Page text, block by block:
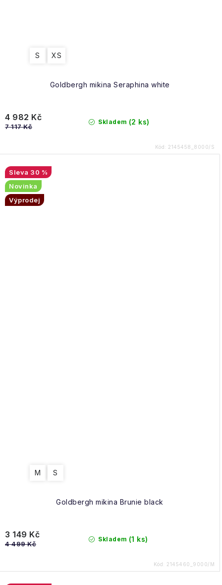
Goldbergh mikina Seraphina white
S XS
Skladem (2 ks)
4 982 Kč
7 117 Kč
Kód: 2145458_8000/S
Goldbergh mikina Brunie black
30 %
Novinka
Výprodej
M S
Skladem (1 ks)
3 149 Kč
4 499 Kč
Kód: 2145460_9000/M